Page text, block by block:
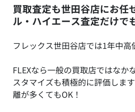
買取査定も世田谷店にお
ル・ハイエース査定だけ
フレックス世田谷店では1年中
FLEXなら一般の買取店ではなか
スタマイズも積極的に評価しま
離が多くてもOK！